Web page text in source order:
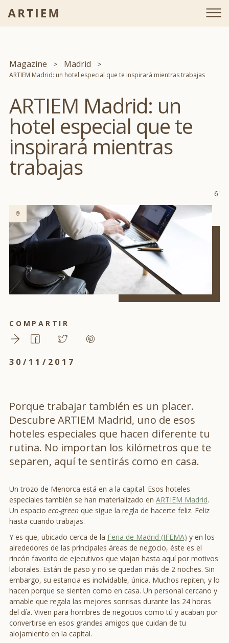
Magazine Madrid
ARTIEM Madrid: un hotel especial que te inspirará mientras trabajas
ARTIEM Madrid: un
hotel especial que te
inspirará mientras
trabajas
COMPARTIR
30/11/2017
6'
Porque trabajar también es un placer.
Descubre ARTIEM Madrid, uno de esos
hoteles especiales que hacen diferente tu
rutina. No importan los kilómetros que te
separen, aquí te sentirás como en casa.
Un trozo de Menorca está en a la capital. Esos hoteles
especiales también se han materializado en ARTIEM Madrid.
Un espacio eco-green que sigue la regla de hacerte feliz. Feliz
hasta cuando trabajas.
Y es que, ubicado cerca de la Feria de Madrid (IFEMA) y en los
alrededores de las principales áreas de negocio, éste es el
rincón favorito de ejecutivos que viajan hasta aquí por motivos
laborales. Están de paso y no se quedan más de 2 noches. Sin
embargo, su estancia es inolvidable, única. Muchos repiten, y lo
hacen porque se sienten como en casa. Un personal cercano y
amable que regala las mejores sonrisas durante las 24 horas
del día. Viven para hombres de negocios como tú y acaban por
convertirse en esos grandes amigos que cuidan de tu
alojamiento en la capital.